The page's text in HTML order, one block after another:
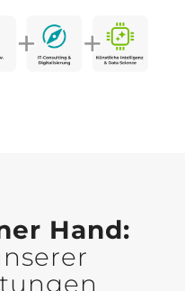
Hand: